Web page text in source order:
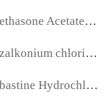
Acetate Ointment
mouthwash
Nasal Spray